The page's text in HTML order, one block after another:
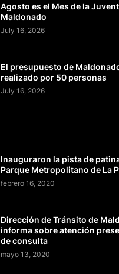
Agosto es el Mes de la
Maldonado
July 16, 2026
El presupuesto de
realizado por 50 personas
July 16, 2026
Inauguraron la pista de
Parque Metropolitano de La
febrero 16, 2020
Dirección de Tránsito de
informa sobre atención
de consulta
mayo 13, 2020